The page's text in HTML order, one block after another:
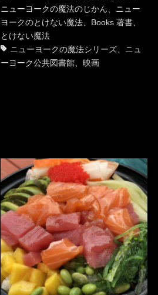
リ
ー
ニューヨークの魔法のじかん、 ニュー
ヨークのとけない魔法、 Books 著書、
とけない魔法
ニューヨークの魔法シリーズ、 ニュ
ーヨーク公共図書館、映画